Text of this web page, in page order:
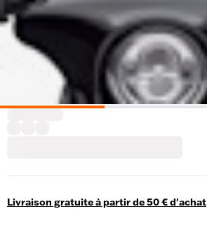
Livraison gratuite à partir de 50 € d'achat